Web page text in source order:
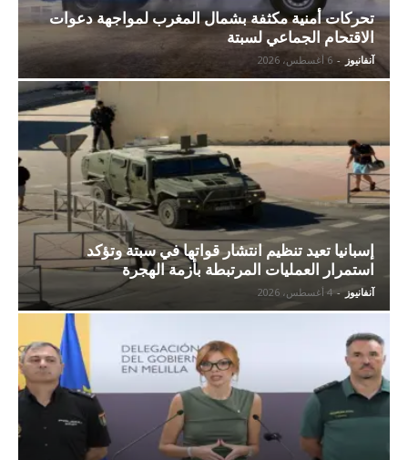
تحركات أمنية مكثفة بشمال المغرب لمواجهة دعوات
الاقتحام الجماعي لسبتة
آنفانيوز - 6 أغسطس، 2026
إسبانيا تعيد تنظيم انتشار قواتها في سبتة وتؤكد
استمرار العمليات المرتبطة بأزمة الهجرة
آنفانيوز - 4 أغسطس، 2026